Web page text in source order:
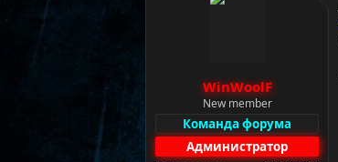
н
а
WinWoolF
New member
Команда форума
Администратор